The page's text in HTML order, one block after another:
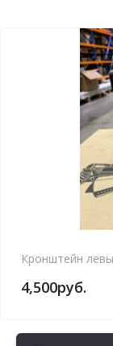
Кронштейн
4,500руб.